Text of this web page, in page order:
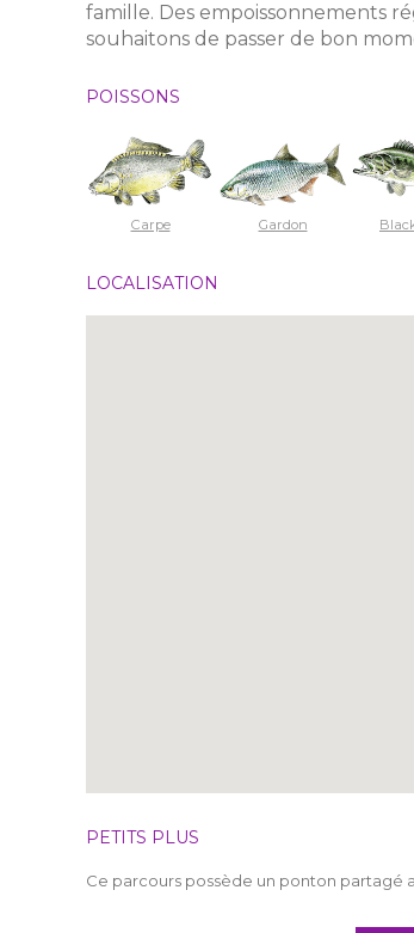
famille. Des empoissonnements
souhaitons de passer de bon
POISSONS
Carpe Gardon
LOCALISATION
PETITS PLUS
Ce parcours possède un ponton partagé